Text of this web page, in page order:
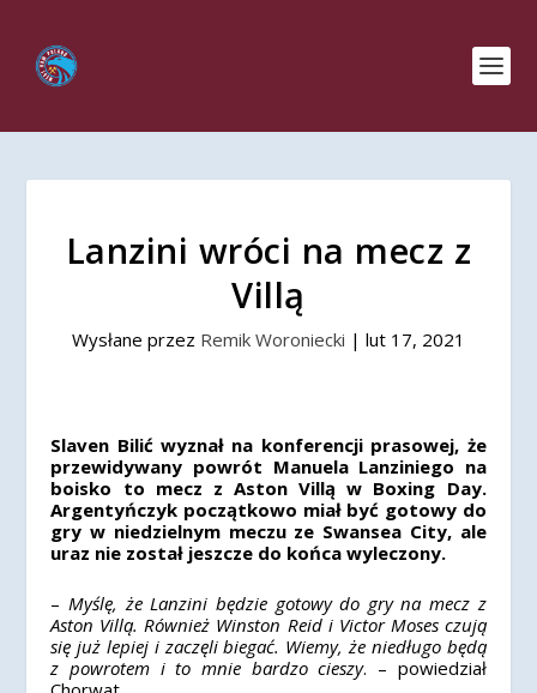
Lanzini wróci na mecz z
Villą
Wysłane przez Remik Woroniecki | lut 17, 2021
Slaven Bilić wyznał na konferencji prasowej, że
przewidywany powrót Manuela Lanziniego na
boisko to mecz z Aston Villą w Boxing Day.
Argentyńczyk początkowo miał być gotowy do
gry w niedzielnym meczu ze Swansea City, ale
uraz nie został jeszcze do końca wyleczony.
–Myślę, że Lanzini będzie gotowy do gry na mecz z
Aston Villą. Również Winston Reid i Victor Moses czują
się już lepiej i zaczęli biegać. Wiemy, że niedługo będą
z powrotem i to mnie bardzo cieszy. – powiedział